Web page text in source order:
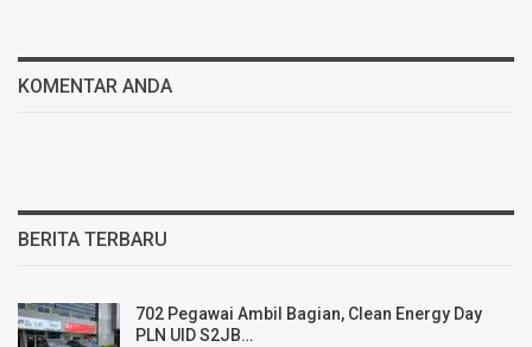
KOMENTAR ANDA
BERITA TERBARU
702 Pegawai Ambil Bagian, Clean Energy Day
PLN UID S2JB…